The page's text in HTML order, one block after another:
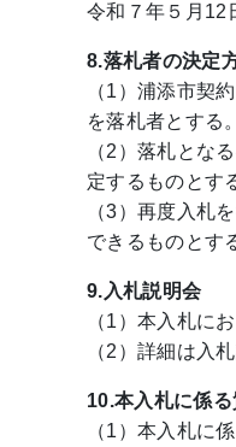
令和７年５月12
8.落札者の決定
（1）浦添市契
を落札者とする。
（2）落札とな
定するものとす
（3）再度入札
できるものとす
9.入札説明会
（1）本入札に
（2）詳細は入
10.本入札に係
（1）本入札に